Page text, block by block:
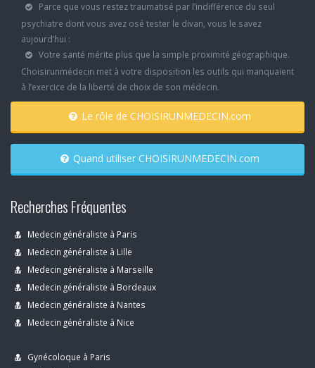
Parce que vous restez traumatisé par l’indifférence du seul
psychiatre dont vous avez osé tester le divan, vous le savez
aujourd’hui :
Votre santé mérite plus que la simple proximité géographique.
Choisirunmédecin met à votre disposition les outils qui manquaient
à l’exercice de la liberté de choix de son médecin.
Le rôle de CHOISIRUNMEDECIN.com
Quand utiliser CHOISIRUNMEDECIN.com
Recherches Fréquentes
Medecin généraliste à Paris
Medecin généraliste à Lille
Medecin généraliste à Marseille
Medecin généraliste à Bordeaux
Medecin généraliste à Nantes
Medecin généraliste à Nice
Gynécoloque à Paris